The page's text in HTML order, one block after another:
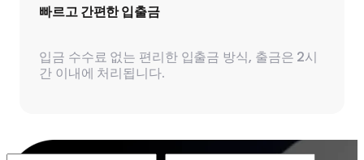
빠르고 간편한 입출금
입금 수수료 없는 편리한 입출금 방식, 출금은 2시
간 이내에 처리됩니다.